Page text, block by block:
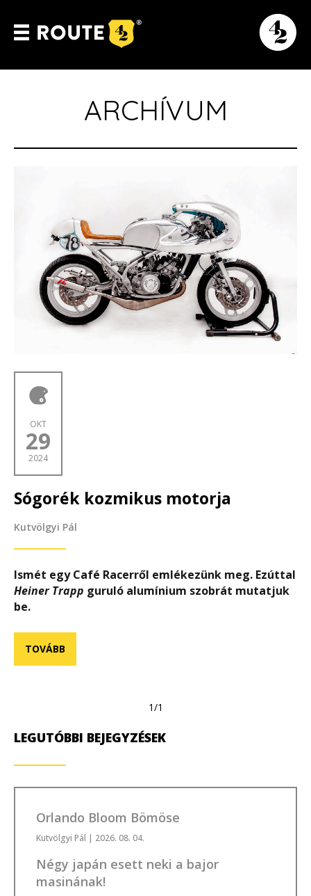
ARCHÍVUM
OKT
29
2024
Sógorék kozmikus motorja
Kutvölgyi Pál
Ismét egy Café Racerről emlékezünk meg. Ezúttal
Heiner Trapp guruló alumínium szobrát mutatjuk
be.
TOVÁBB
1/1
LEGUTÓBBI BEJEGYZÉSEK
Orlando Bloom Bömöse
Kutvölgyi Pál | 2026. 08. 04.
Négy japán esett neki a bajor
masinának!